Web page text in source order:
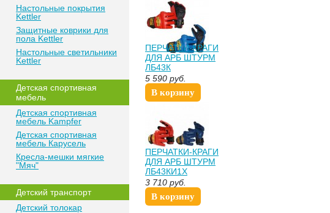
Настольные покрытия
Kettler
Защитные коврики для
пола Kettler
Настольные светильники
Kettler
Детская спортивная
мебель
Детская спортивная
мебель Kampfer
Детская спортивная
мебель Карусель
Кресла-мешки мягкие
"Мяч"
Детский транспорт
Детский толокар
ПЕРЧАТКИ-КРАГИ
ДЛЯ АРБ ШТУРМ
ЛБ43К
5 590 руб.
В корзину
ПЕРЧАТКИ-КРАГИ
ДЛЯ АРБ ШТУРМ
ЛБ43КИ1Х
3 710 руб.
В корзину